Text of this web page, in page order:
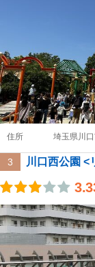
住所 埼玉県川
3 川口西公園 <